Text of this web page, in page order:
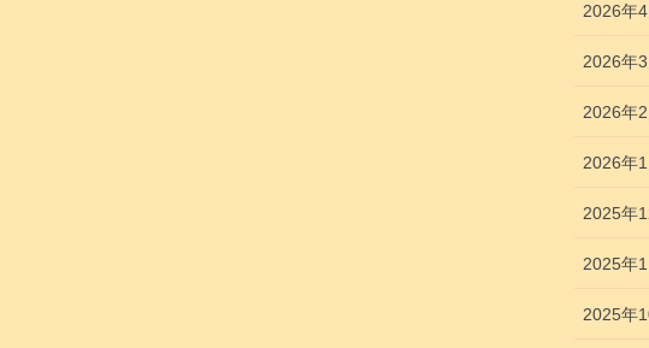
2026年4
2026年3
2026年2
2026年1
2025年
2025年
2025年